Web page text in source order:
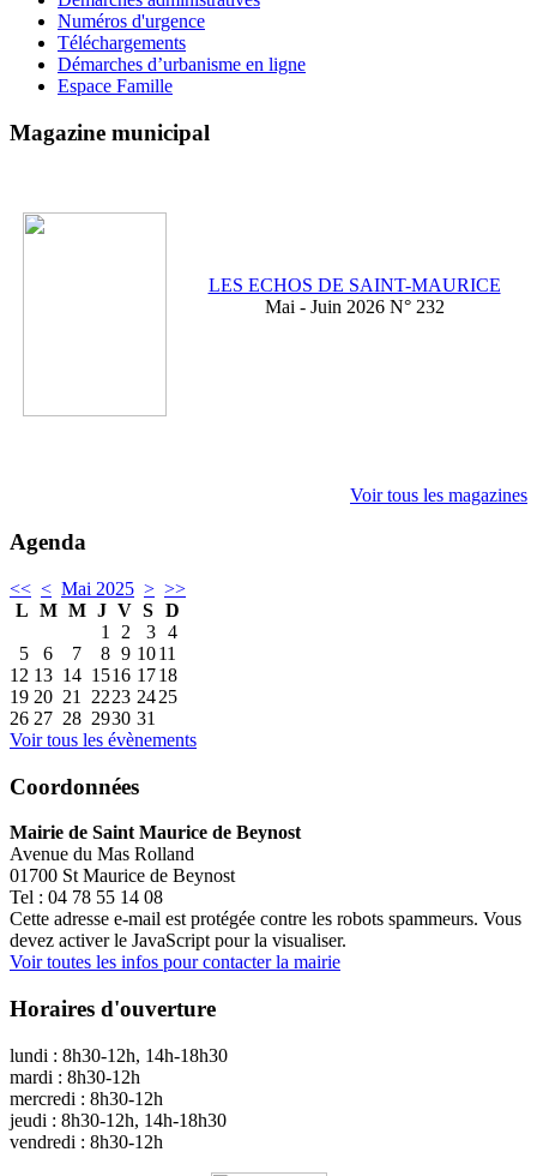
Numéros d'urgence
Téléchargements
Démarches d’urbanisme en ligne
Espace Famille
Magazine municipal
LES ECHOS DE SAINT-MAURICE
Mai - Juin 2026 N° 232
Voir tous les magazines
Agenda
<< < Mai 2025 > >>
L M M J V S D
1
2 3 4
5
6 7 8 9 1011
12 13 14 1516 1718
19 20 21 2223 2425
26 27 28 2930 31
Voir tous les évènements
Coordonnées
Mairie de Saint Maurice de Beynost
Avenue du Mas Rolland
01700 St Maurice de Beynost
Tel : 04 78 55 14 08
Cette adresse e-mail est protégée contre les robots spammeurs. Vous
devez activer le JavaScript pour la visualiser.
Voir toutes les infos pour contacter la mairie
Horaires d'ouverture
lundi : 8h30-12h, 14h-18h30
mardi : 8h30-12h
mercredi : 8h30-12h
jeudi : 8h30-12h, 14h-18h30
vendredi : 8h30-12h